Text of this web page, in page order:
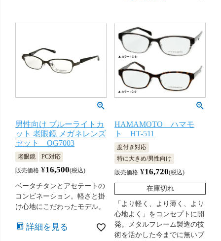
男性向け ブルーライトカ
ット 老眼鏡 メガネレンズ
セット OG7003
老眼鏡
PC対応
販売価格 ¥16,500 税込
ベータチタンとアセテートの
コンビネーション。軽さと掛
け心地にこだわったモデル。
詳細を見る
HAMAMOTO ハマモ
ト HT-511
度付き対応
特に大きめ/男性向け
販売価格 ¥16,720 税込
在庫切れ
「より軽く、より薄く、より
心地よく」をコンセプトに開
発。メタルフレーム製造の技
術を活かした今までに無いプ